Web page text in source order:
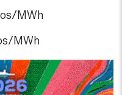
MWh
MWh